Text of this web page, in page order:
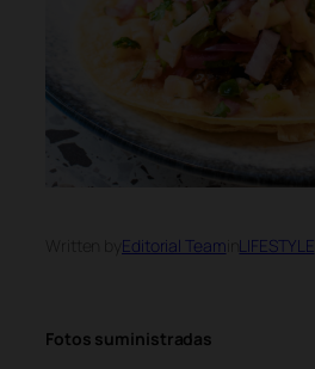
Editorial Team LIFESTYLE
Fotos suministradas